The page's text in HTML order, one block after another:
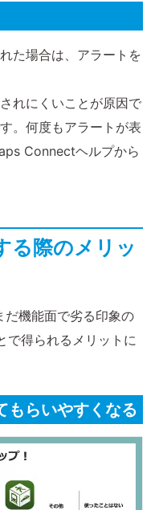
た場合は、アラートを
れにくいことが原因で
。何度もアラートが表
Connectヘルプから
る際のメリッ
機能面で劣る印象の
で得られるメリットに
もらいやすくなる